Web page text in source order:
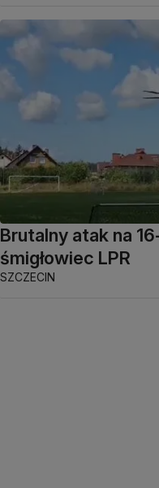
Brutalny atak na
śmigłowiec LPR
SZCZECIN